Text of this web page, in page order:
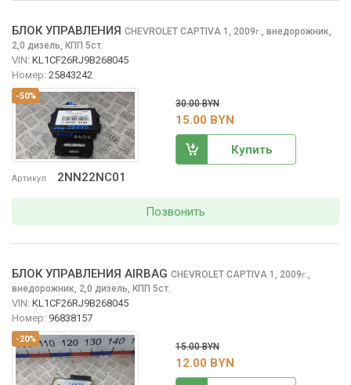
-50%
Артикул 2NN22NC01
БЛОК УПРАВЛЕНИЯ CHEVROLET CAPTIVA 1, 2009г. внедорожник,
2,0 дизель, КПП 5ст.
VIN: KL1CF26RJ9B268045
Номер: 25843242
30.00 BYN
15.00 BYN
Купить
Позвонить
-20%
БЛОК УПРАВЛЕНИЯ AIRBAG CHEVROLET CAPTIVA 1, 2009г.
внедорожник, 2,0 дизель, КПП 5ст.
VIN: KL1CF26RJ9B268045
Номер: 96838157
15.00 BYN
12.00 BYN